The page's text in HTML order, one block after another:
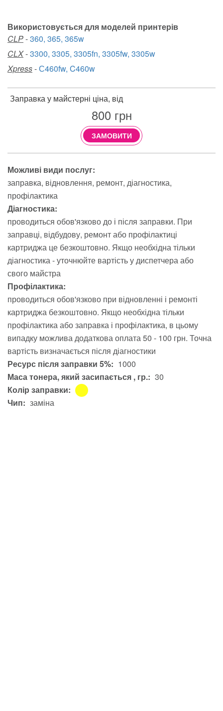
Використовується для моделей принтерів
CLP-360, 365, 365w
CLX-3300, 3305, 3305fn, 3305fw, 3305w
Xpress-С460fw, C460w
Заправка у майстерні ціна, від
800грн
ЗАМОВИТИ
Можливі види послуг:
заправка відновлення ремонт діагностика
профілактика
Діагностика:
проводиться обов'язково до і після заправки. При
заправці, відбудову, ремонт або профілактиці
картриджа це безкоштовно. Якщо необхідна тільки
діагностика - уточнюйте вартість у диспетчера або
свого майстра
Профілактика:
проводиться обов'язково при відновленні і ремонті
картриджа безкоштовно. Якщо необхідна тільки
профілактика або заправка і профілактика, в цьому
випадку можлива додаткова оплата 50 - 100 грн. Точна
вартість визначається після діагностики
Ресурс після заправки 5%: 1000
Маса тонера, який засипається , гр.: 30
Колір заправки:
Чип: заміна